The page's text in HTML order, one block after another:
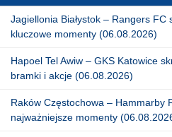
Jagiellonia Białystok – Rangers
kluczowe momenty (06.08.2026)
Hapoel Tel Awiw – GKS Katowice
bramki i akcje (06.08.2026)
Raków Częstochowa – Hammarby
najważniejsze momenty